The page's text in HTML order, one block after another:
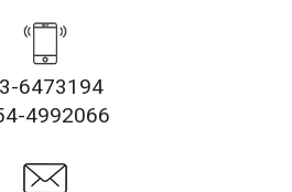
6473194
4992066